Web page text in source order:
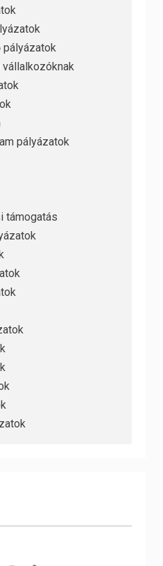
pályázatok
pályázatok
támogatás